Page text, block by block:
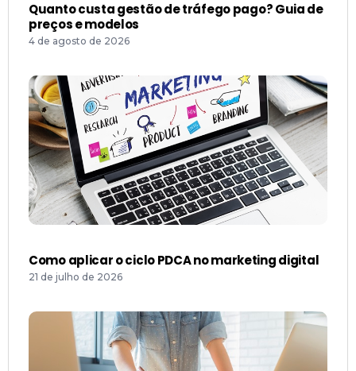
Quanto custa gestão de tráfego pago? Guia de
preços e modelos
4 de agosto de 2026
Como aplicar o ciclo PDCA no marketing digital
21 de julho de 2026